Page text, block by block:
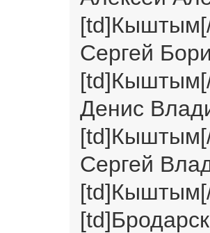
Сергей
Денис
Сергей